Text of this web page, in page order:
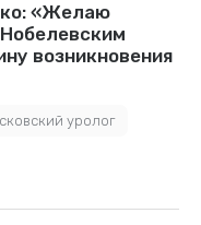
«Желаю
возникновения
уролог